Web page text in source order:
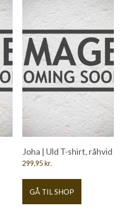
Joha | Uld T-shirt, råhvid
299,95 kr.
GÅ TIL SHOP